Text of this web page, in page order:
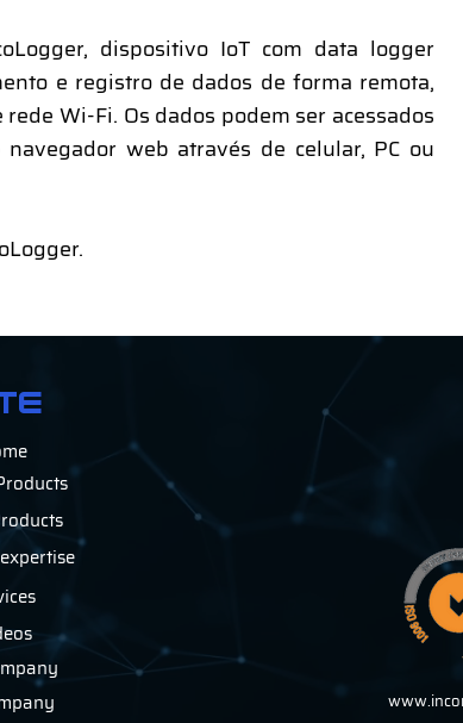
dispositivo IoT com data logger
e registro de dados de forma remota,
Wi-Fi. Os dados podem ser acessados
web através de celular, PC ou